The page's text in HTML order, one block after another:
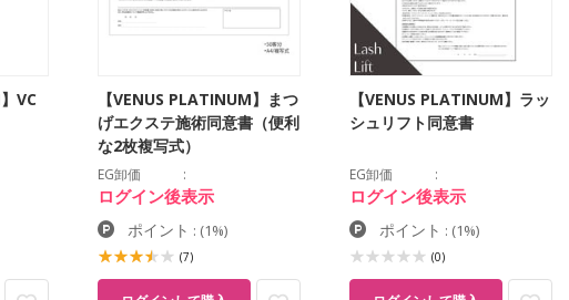
VC
【VENUS PLATINUM】まつ
げエクステ施術同意書（便利
な2枚複写式）
EG卸価
ログイン後表示
ポイント : (1%)
(7)
【VENUS PLATINUM】ラッ
シュリフト同意書
EG卸価
ログイン後表示
ポイント : (1%)
(0)